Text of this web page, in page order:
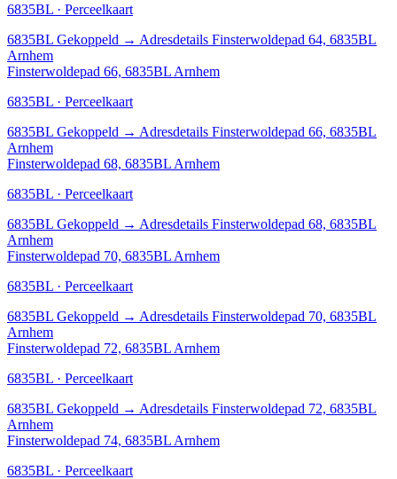
6835BL · Perceelkaart
6835BL Gekoppeld → Adresdetails Finsterwoldepad 64, 6835BL
Arnhem
Finsterwoldepad 66, 6835BL Arnhem
6835BL · Perceelkaart
6835BL Gekoppeld → Adresdetails Finsterwoldepad 66, 6835BL
Arnhem
Finsterwoldepad 68, 6835BL Arnhem
6835BL · Perceelkaart
6835BL Gekoppeld → Adresdetails Finsterwoldepad 68, 6835BL
Arnhem
Finsterwoldepad 70, 6835BL Arnhem
6835BL · Perceelkaart
6835BL Gekoppeld → Adresdetails Finsterwoldepad 70, 6835BL
Arnhem
Finsterwoldepad 72, 6835BL Arnhem
6835BL · Perceelkaart
6835BL Gekoppeld → Adresdetails Finsterwoldepad 72, 6835BL
Arnhem
Finsterwoldepad 74, 6835BL Arnhem
6835BL · Perceelkaart